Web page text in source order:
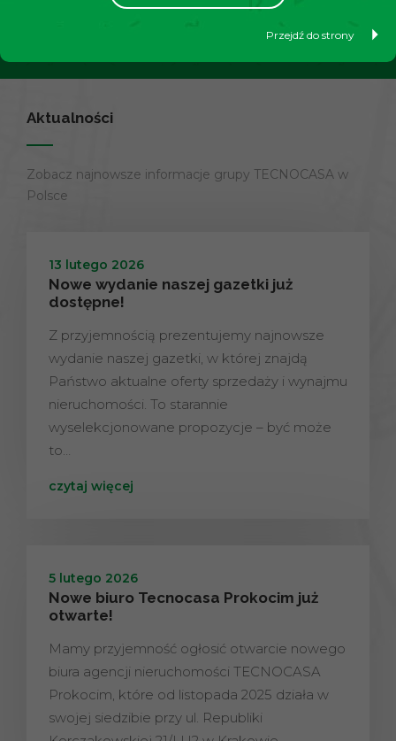
Przejdź do strony
Dowiedz się więcej
Aktualności
Zobacz najnowsze informacje grupy TECNOCASA w
Polsce
13 lutego 2026
Nowe wydanie naszej gazetki już
dostępne!
Z przyjemnością prezentujemy najnowsze
wydanie naszej gazetki, w której znajdą
Państwo aktualne oferty sprzedaży i wynajmu
nieruchomości. To starannie
wyselekcjonowane propozycje – być może
to…
czytaj więcej
5 lutego 2026
Nowe biuro Tecnocasa Prokocim już
otwarte!
Mamy przyjemność ogłosić otwarcie nowego
biura agencji nieruchomości TECNOCASA
Prokocim, które od listopada 2025 działa w
swojej siedzibie przy ul. Republiki